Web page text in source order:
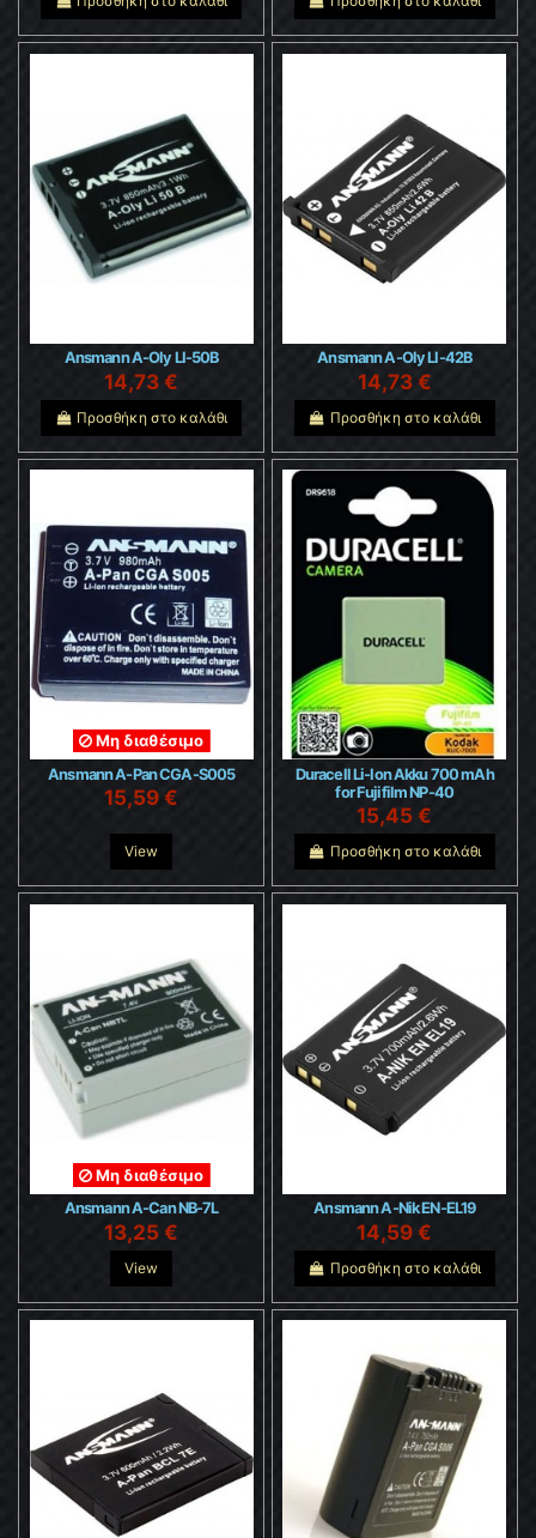
Ansmann A-Oly LI-50B
14,73 €
Προσθήκη στο καλάθι
Ansmann A-Oly LI-42B
14,73 €
Προσθήκη στο καλάθι
Μη διαθέσιμο
Ansmann A-Pan CGA-S005
15,59 €
View
Duracell Li-Ion Akku 700 mAh
for Fujifilm NP-40
15,45 €
Προσθήκη στο καλάθι
Μη διαθέσιμο
Ansmann A-Can NB-7L
13,25 €
View
Ansmann A-Nik EN-EL19
14,59 €
Προσθήκη στο καλάθι